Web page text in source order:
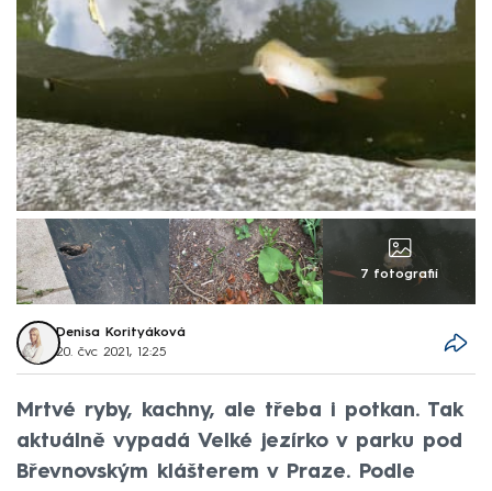
7 fotografií
Denisa Korityáková
20. čvc 2021, 12:25
Mrtvé ryby, kachny, ale třeba i potkan. Tak
aktuálně vypadá Velké jezírko v parku pod
Břevnovským klášterem v Praze. Podle